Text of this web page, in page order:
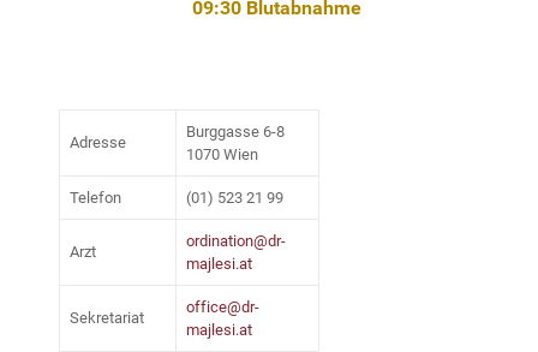
09:30 Blutabnahme
Adresse
Burggasse 6-8
1070 Wien
Telefon (01) 523 21 99
Arzt
ordination@dr-
majlesi.at
Sekretariat
office@dr-
majlesi.at